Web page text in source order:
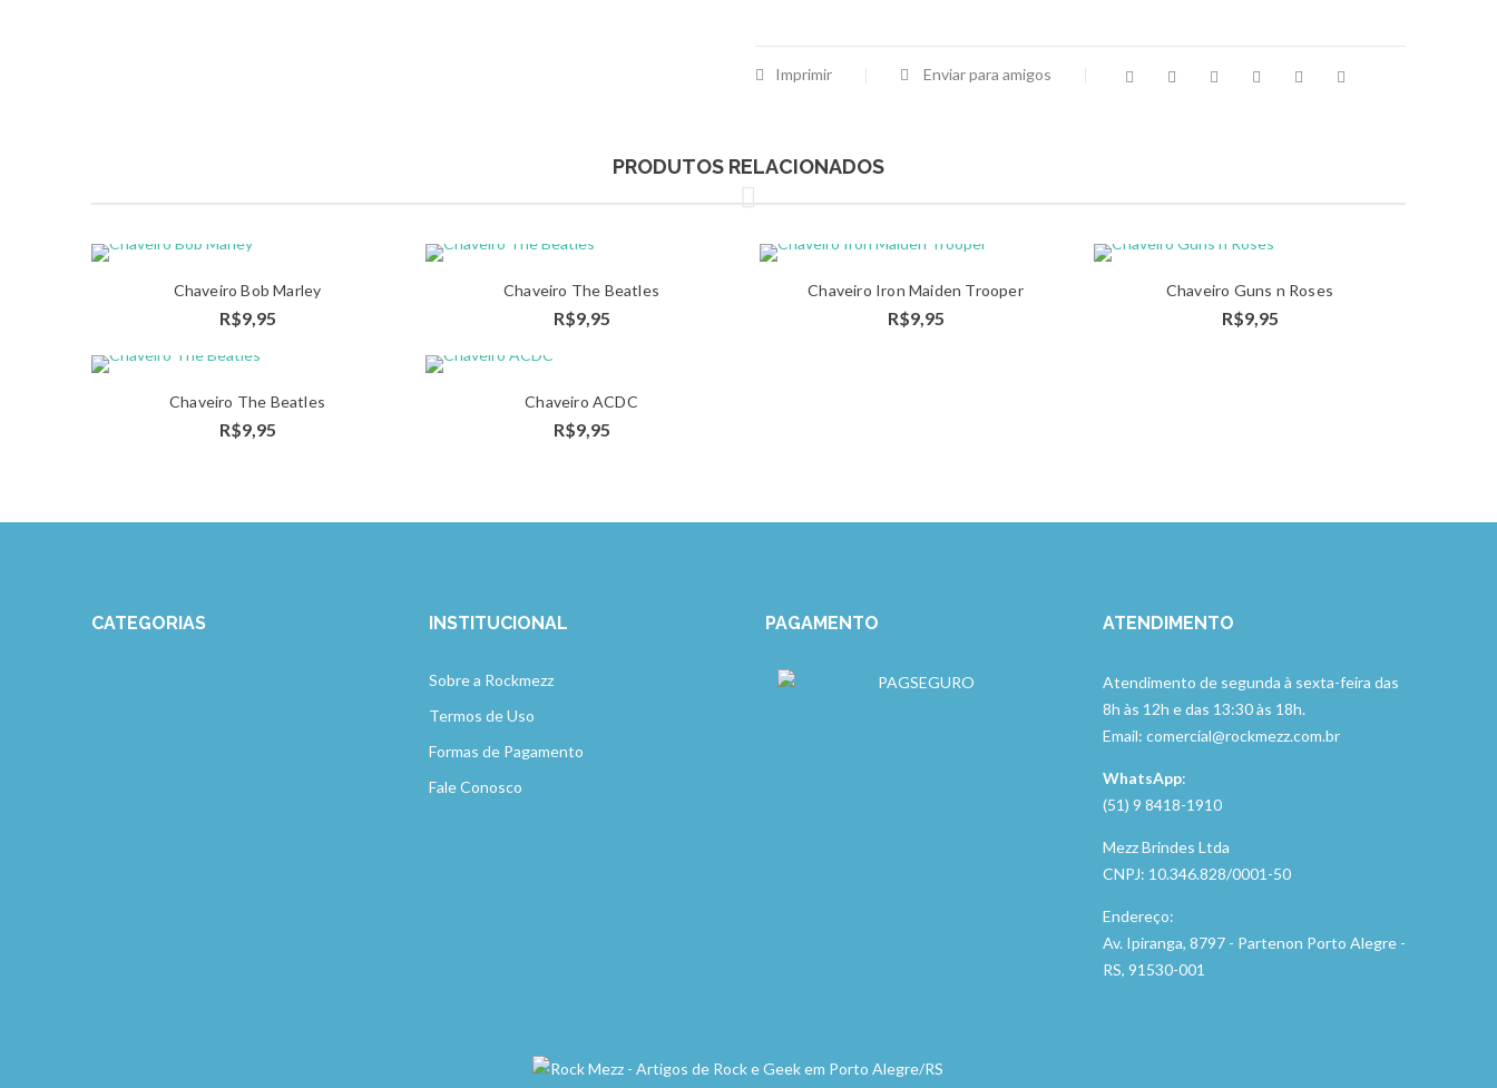
Imprimir Enviar para amigos
PRODUTOS RELACIONADOS
ADICIONAR
AO
CARRINHO
Chaveiro Bob Marley
R$9,95
ADICIONAR
AO
Chaveiro The Beatles
R$9,95
ADICIONAR
Chaveiro Iron Maiden Trooper
R$9,95
ADICIONAR
Chaveiro Guns n Roses
R$9,95
ADICIONAR
AO
Chaveiro The Beatles
R$9,95
ADICIONAR
AO
Chaveiro ACDC
R$9,95
CATEGORIAS INSTITUCIONAL
Sobre a Rockmezz
Termos de Uso
Formas de Pagamento
Fale Conosco
PAGAMENTO ATENDIMENTO
Atendimento de segunda à sexta-feira das
8h às 12h e das 13:30 às 18h.
Email: comercial@rockmezz.com.br
WhatsApp:
(51) 9 8418-1910
Mezz Brindes Ltda
CNPJ: 10.346.828/0001-50
Endereço:
Av. Ipiranga, 8797 - Partenon Porto Alegre -
RS, 91530-001